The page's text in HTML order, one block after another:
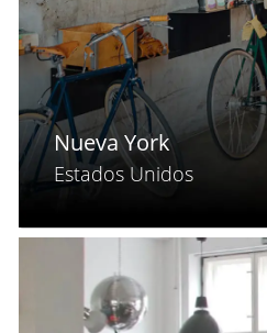
Nueva York
Estados Unidos